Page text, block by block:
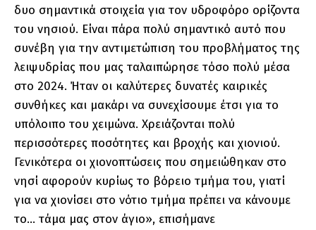
δυο σημαντικά στοιχεία για τον υδροφόρο ορίζοντα
του νησιού. Είναι πάρα πολύ σημαντικό αυτό που
συνέβη για την αντιμετώπιση του προβλήματος της
λειψυδρίας που μας ταλαιπώρησε τόσο πολύ μέσα
στο 2024. Ήταν οι καλύτερες δυνατές καιρικές
συνθήκες και μακάρι να συνεχίσουμε έτσι για το
υπόλοιπο του χειμώνα. Χρειάζονται πολύ
περισσότερες ποσότητες και βροχής και χιονιού.
Γενικότερα οι χιονοπτώσεις που σημειώθηκαν στο
νησί αφορούν κυρίως το βόρειο τμήμα του, γιατί
για να χιονίσει στο νότιο τμήμα πρέπει να κάνουμε
το… τάμα μας στον άγιο», επισήμανε